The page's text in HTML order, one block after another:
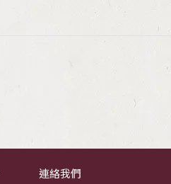
連絡我們